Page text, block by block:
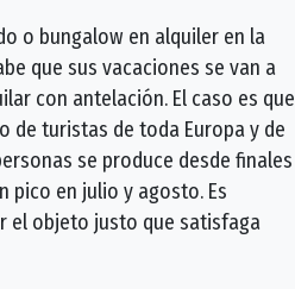
o bungalow en alquiler en la
que sus vacaciones se van a
con antelación. El caso es que
de turistas de toda Europa y de
se produce desde finales
pico en julio y agosto. Es
el objeto justo que satisfaga